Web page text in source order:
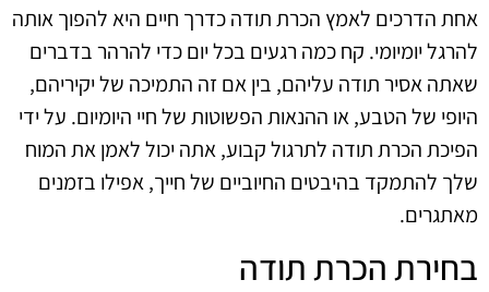
אחת הדרכים לאמץ הכרת תודה כדרך חיים היא להפוך אותה
להרגל יומיומי. קח כמה רגעים בכל יום כדי להרהר בדברים
שאתה אסיר תודה עליהם, בין אם זה התמיכה של יקיריהם,
היופי של הטבע, או ההנאות הפשוטות של חיי היומיום. על ידי
הפיכת הכרת תודה לתרגול קבוע, אתה יכול לאמן את המוח
שלך להתמקד בהיבטים החיוביים של חייך, אפילו בזמנים
מאתגרים.
בחירת הכרת תודה